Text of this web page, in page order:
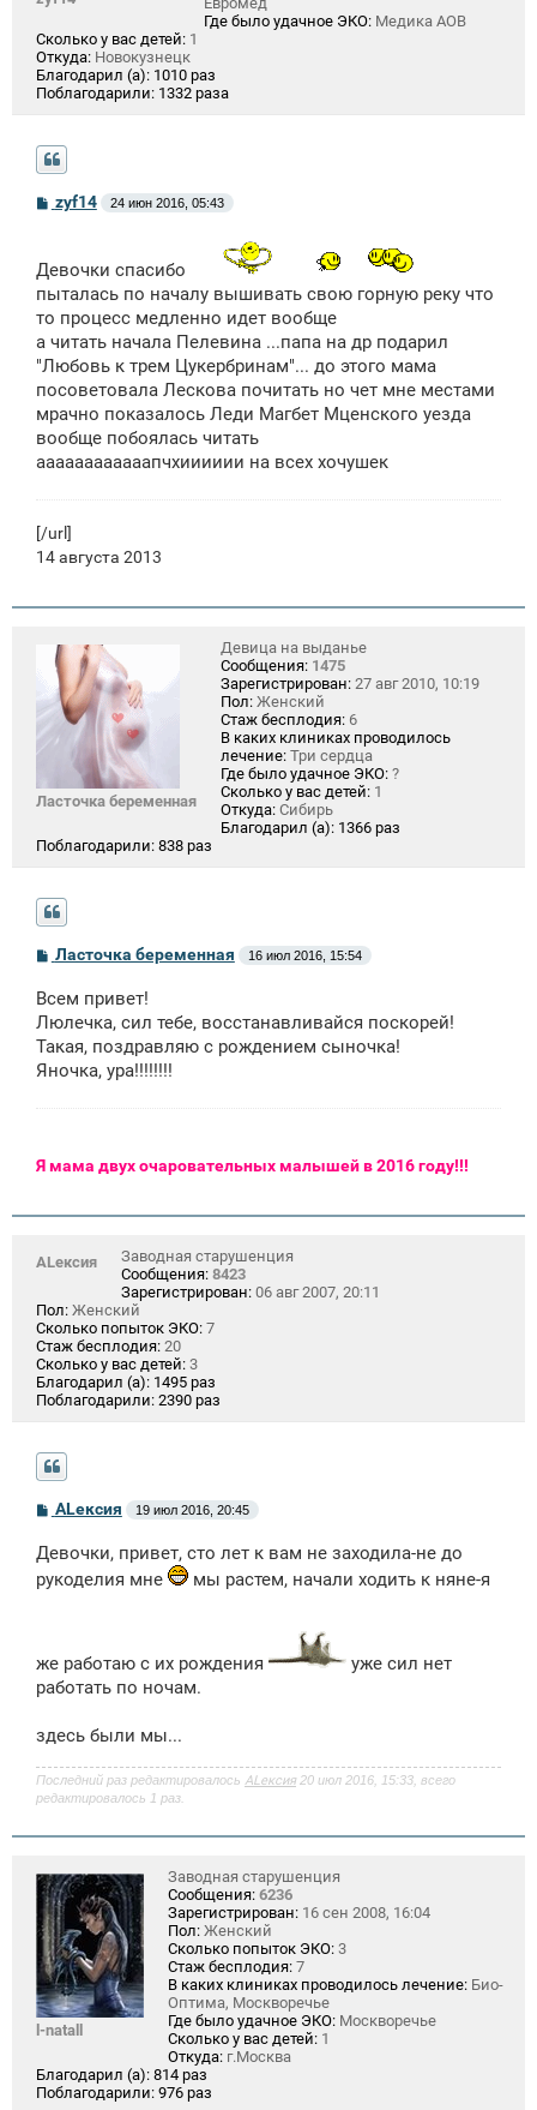
Где было удачное ЭКО: Медика АОВ
Сколько у вас детей: 1
Откуда: Новокузнецк
Благодарил (а): 1010 раз
Поблагодарили: 1332 раза
С
щ
н
и
zyf14 24 июн 2016, 05:43
Девочки спасибо
пыталась по началу вышивать свою горную реку что
то процесс медленно идет вообще
а читать начала Пелевина ...папа на др подарил
"Любовь к трем Цукербринам"... до этого мама
посоветовала Лескова почитать но чет мне местами
мрачно показалось Леди Магбет Мценского уезда
вообще побоялась читать
аааааааааааапчхииииии на всех хочушек
[/url]
14 августа 2013
Ласточка беременная
Девица на выданье
Сообщения: 1475
Зарегистрирован: 27 авг 2010, 10:19
Пол: Женский
Стаж бесплодия: 6
В каких клиниках проводилось
лечение: Три сердца
Где было удачное ЭКО: ?
Сколько у вас детей: 1
Откуда: Сибирь
Благодарил (а): 1366 раз
Поблагодарили: 838 раз
С
б
щ
н
и
Ласточка беременная 16 июл 2016, 15:54
Всем привет!
Люлечка, сил тебе, восстанавливайся поскорей!
Такая, поздравляю с рождением сыночка!
Яночка, ура!!!!!!!!
Я мама двух очаровательных малышей в 2016 году!!!
ALексия
Заводная старушенция
Сообщения: 8423
Зарегистрирован: 06 авг 2007, 20:11
Пол: Женский
Сколько попыток ЭКО: 7
Стаж бесплодия: 20
Сколько у вас детей: 3
Благодарил (а): 1495 раз
Поблагодарили: 2390 раз
С
б
щ
е
ALексия 19 июл 2016, 20:45
Девочки, привет, сто лет к вам не заходила-не до
рукоделия мне
мы растем, начали ходить к няне-я
же работаю с их рождения
уже сил нет
работать по ночам.
здесь были мы...
Последний раз редактировалось ALексия 20 июл 2016, 15:33, всего
редактировалось 1 раз.
l-natall
Заводная старушенция
Сообщения: 6236
Зарегистрирован: 16 сен 2008, 16:04
Пол: Женский
Сколько попыток ЭКО: 3
Стаж бесплодия: 7
В каких клиниках проводилось лечение: Био-
Оптима, Москворечье
Где было удачное ЭКО: Москворечье
Сколько у вас детей: 1
Откуда: г.Москва
Благодарил (а): 814 раз
Поблагодарили: 976 раз